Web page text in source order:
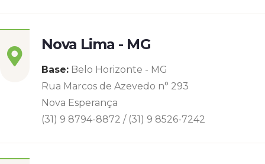
Nova Lima - MG
Base: Belo Horizonte - MG
Rua Marcos de Azevedo n° 293
Nova Esperança
(31) 9 8794-8872 / (31) 9 8526-7242